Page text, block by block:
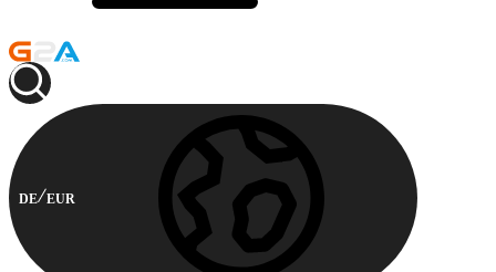
DE EUR